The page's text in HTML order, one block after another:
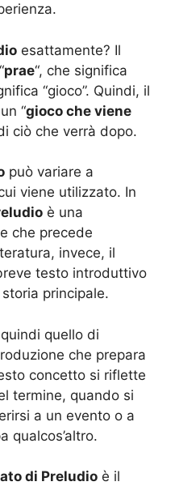
esattamente? Il
prae“, che significa
“gioco”. Quindi, il
“gioco che viene
ciò che verrà dopo.
può variare a
viene utilizzato. In
è una
che precede
invece, il
testo introduttivo
principale.
quello di
che prepara
concetto si riflette
termine, quando si
a un evento o a
qualcos’altro.
di Preludio è il